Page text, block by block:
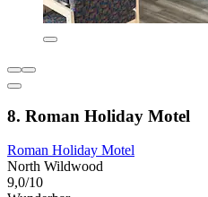
8. Roman Holiday Motel
Roman Holiday Motel
North Wildwood
9,0/10